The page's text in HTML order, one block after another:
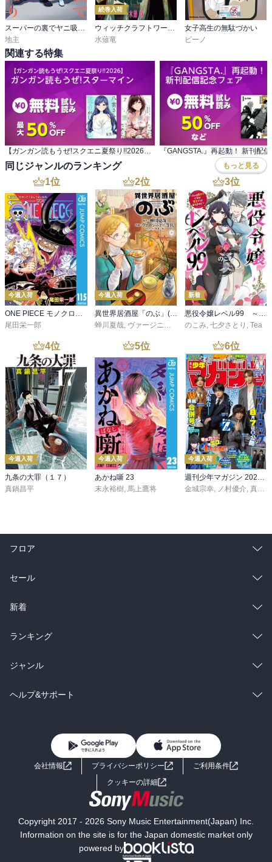
スーパーの裏でヤニ吸うふたり
地主
続巻入荷
ウィッチクラフトワークス ＥＸＴＲＡ
水薙竜
女子高生の無駄づかい
ビーノ
関連する特集
【ガンガン読もうぜ!スクエニ夏祭り!!2026】 ガンガン読もうぜ!スターマイン 『GANGSTA.』再起動！ 新刊配
同じジャンルのランキング もっと見る
1位
今週入荷
尾田栄一郎
2位
今週入荷
蝉川夏哉 ヴァージニア二等兵 ,転
3位
新着
のこみ 七夕さとり Tea
4位
今週入荷
九条の大罪（１７）
真鍋昌平
5位
今週入荷
あかね噺 23
末永裕樹, 馬上鷹将
6位
今週入荷
週刊少年マガジン 2026年36・37号[2026年8月5日発売]
金城宗幸, ノ村優介, 真島ヒロ
フロア
総合
ラノベ
雑誌・グラビア
BL・TL
セール
総合
ラノベ
雑誌・グラビア
BL・TL
新着
総合
ラノベ
雑誌・グラビア
ランキング
総合
ラノベ
ジャンル
コミック
ライトノベル 男子向けラノベ
小説
海外小説
ミステリー SF
ヘルプ&サポート
よくあるご質問 お問い合わせ
会社情報 プライバシーポリシー
ご利用条件
クッキーの詳細
Copyright 2017 - 2026 Sony Music Entertainment(Japan) Inc.
Information on the site is for the Japan domestic market only
powered by